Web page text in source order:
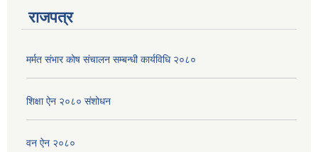
राजपत्र
मर्मत संभार कोष संचालन सम्बन्धी कार्यविधि २०८०
शिक्षा ऐन २०८० संशोधन
वन ऐन २०८०